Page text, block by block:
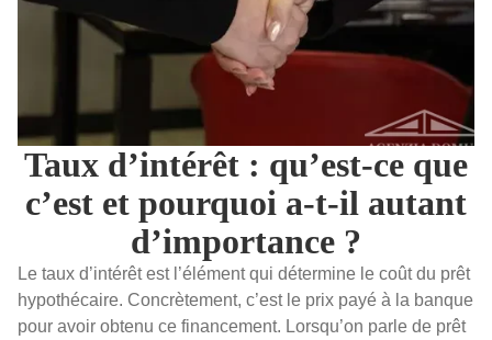
Taux d’intérêt : qu’est-ce que
c’est et pourquoi a-t-il autant
d’importance ?
Le taux d’intérêt est l’élément qui détermine le coût du prêt
hypothécaire. Concrètement, c’est le prix payé à la banque
pour avoir obtenu ce financement. Lorsqu’on parle de prêt